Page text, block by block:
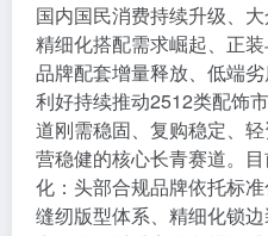
国内国民消费持续升级、
精细化搭配需求崛起、正
品牌配套增量释放、低端
利好持续推动2512类配饰
道刚需稳固、复购稳定、
营稳健的核心长青赛道。
化：头部合规品牌依托标
缝纫版型体系、精细化锁